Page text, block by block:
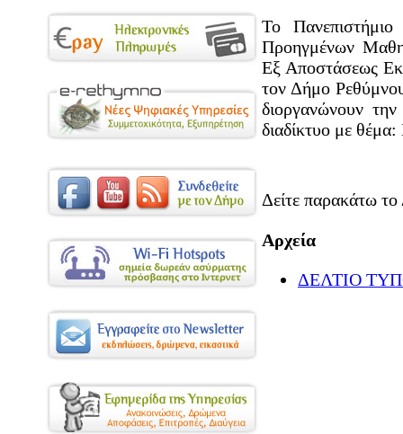
Το Πανεπιστήμιο
Προηγμένων
Εξ Αποστάσεως
τον Δήμο
διοργανώνουν
διαδίκτυο με
Δείτε παρακάτω
Αρχεία
ΔΕΛΤΙΟ